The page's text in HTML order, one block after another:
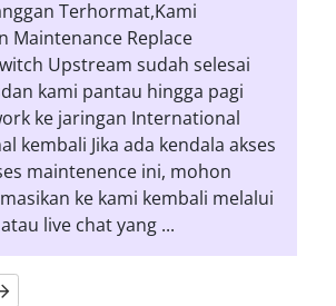
Terhormat,Kami
Maintenance Replace
Upstream sudah selesai
kami pantau hingga pagi
ke jaringan International
kembali Jika ada kendala akses
maintenence ini, mohon
ke kami kembali melalui
live chat yang ...